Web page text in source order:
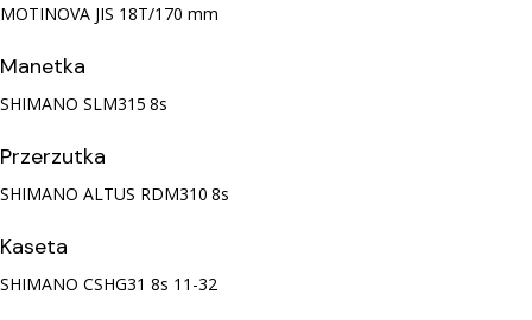
MOTINOVA JIS 18T/170 mm
Manetka
SHIMANO SLM315 8s
Przerzutka
SHIMANO ALTUS RDM310 8s
Kaseta
SHIMANO CSHG31 8s 11-32